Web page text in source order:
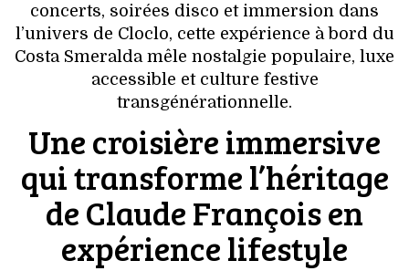
concerts, soirées disco et immersion dans
l’univers de Cloclo, cette expérience à bord du
Costa Smeralda mêle nostalgie populaire, luxe
accessible et culture festive
transgénérationnelle.
Une croisière immersive
qui transforme l’héritage
de Claude François en
expérience lifestyle